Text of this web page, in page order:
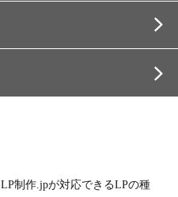
LP制作.jpが対応できるLPの種